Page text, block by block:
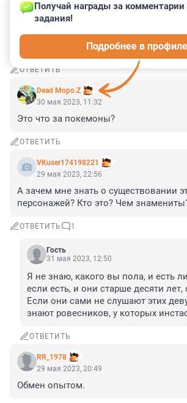
Гость
Мизулина не должна заменять СК
ОТВЕТИТЬ
Dead Моро.Z
Получай награды за комментарии
задания!
Подробнее в профиле
30 мая 2023, 11:32
Это что за покемоны?
ОТВЕТИТЬ
VKuser174198221
29 мая 2023, 22:56
А зачем мне знать о существовании
персонажей? Кто это? Чем
ОТВЕТИТЬ 1
Гость
31 мая 2023, 12:50
Я не знаю, какого вы пола, и есть
если есть, и они старше десяти лет,
Если они сами не слушают этих
знают ровесников, у которых
ОТВЕТИТЬ
RR_1978
29 мая 2023, 20:49
Обмен опытом.